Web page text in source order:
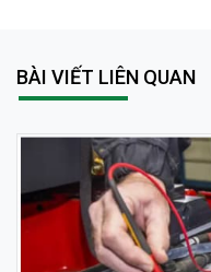
BÀI VIẾT LIÊN QUAN